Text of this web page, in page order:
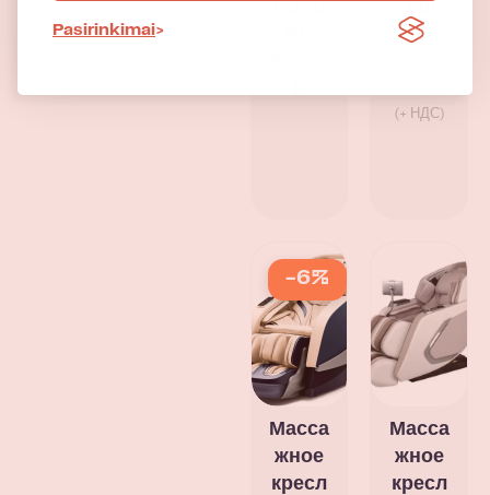
Pasirinkimai
Аренда:
(+ НДС)
-6%
Масса
жное
кресл
Масса
жное
кресл